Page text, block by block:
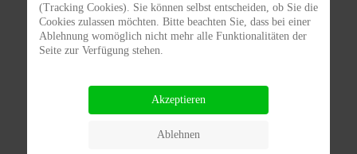
Gläser und andere Verpackungen nutzbar.
Selbstverständlich können unterschiedliche "Bio-
Logos" unter Berücksichtigung der jeweiligen
Nutzen Sie unser Etiketten-Angebot für z. B.
Fruchtaufstrich, Pesto, Chutney
(Tracking Cookies). Sie können selbst entscheiden, ob Sie die
Cookies zulassen möchten. Bitte beachten Sie, dass bei einer
Ablehnung womöglich nicht mehr alle Funktionalitäten der
Seite zur Verfügung stehen.
Akzeptieren
Ablehnen